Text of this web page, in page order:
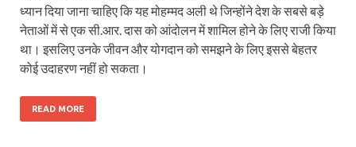
ध्यान दिया जाना चाहिए कि यह मोहम्मद अली थे जिन्होंने देश के सबसे बड़े
नेताओं में से एक सी.आर. दास को आंदोलन में शामिल होने के लिए राजी किया
था। इसलिए उनके जीवन और योगदान को समझने के लिए इससे बेहतर
कोई उदाहरण नहीं हो सकता।
READ MORE